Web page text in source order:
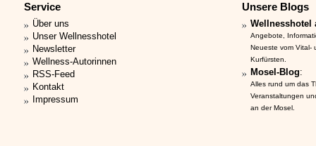
Service
Über uns
Unser Wellnesshotel
Newsletter
Wellness-Autorinnen
RSS-Feed
Kontakt
Impressum
Unsere Blogs
Wellnesshotel
Angebote,
Neueste vom Vital-
Kurfürsten.
Mosel-Blog:
Alles rund um das
Veranstaltungen
an der Mosel.